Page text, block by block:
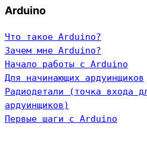
Arduino
Что такое Arduino?
Зачем мне Arduino?
Начало работы с Arduino
Для начинающих ардуинщиков
Радиодетали (точка входа
ардуинщиков)
Первые шаги с Arduino